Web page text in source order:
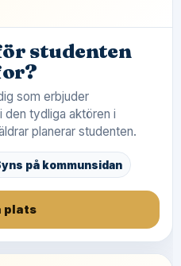
studenten
som erbjuder
den tydliga aktören i
planerar studenten.
på kommunsidan
plats